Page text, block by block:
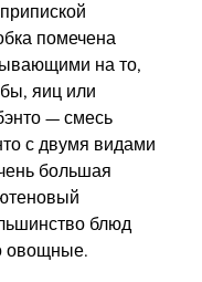
помечена
на то,
яиц или
— смесь
с двумя видами
большая
блюд
овощные.